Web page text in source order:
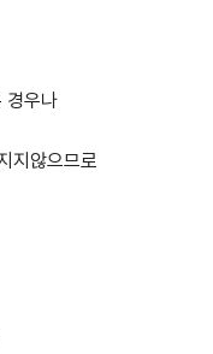
경우나
지않으므로